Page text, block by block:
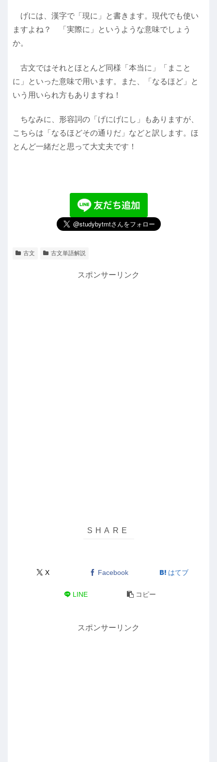
げには、漢字で「現に」と書きます。現代でも使い
ますよね？ 「実際に」というような意味でしょう
か。
古文ではそれとほとんど同様「本当に」「まこと
に」といった意味で用います。また、「なるほど」と
いう用いられ方もありますね！
ちなみに、形容詞の「げにげにし」もありますが、
こちらは「なるほどその通りだ」などと訳します。ほ
とんど一緒だと思って大丈夫です！
古文 古文単語解説
スポンサーリンク
X Facebook はてブ
LINE コピー
スポンサーリンク